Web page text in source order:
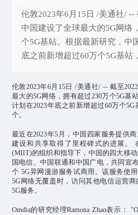
伦敦2023年6月15日 /美通社/ --
中国建设了全球最大的5G网络
个5G基站。根据最新研究，中
底之前新增超过60万个5G基站，
伦敦2023年6月15日 /美通社/ -- 截至
最大的5G网络，拥有超过230万个5G基
计划在2023年底之前新增超过60万个
个。
最近在2023年5月，中国四家服务提供
建设和共享取得了里程碑式的进展。
(MIIT)的组织和指导下，中国的四大移
国电信、中国联通和中国广电，共同宣
个 5G异网漫游服务试商用。该服务使
5G网络无覆盖时，访问其他电信运营
5G服务。
Omdia的研究经理Ramona Zhao表示：